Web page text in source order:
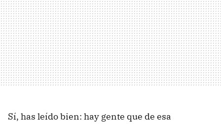
Sí, has leído bien: hay gente que de esa